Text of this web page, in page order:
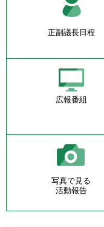
正副議長日程
広報番組
写真で見る
活動報告